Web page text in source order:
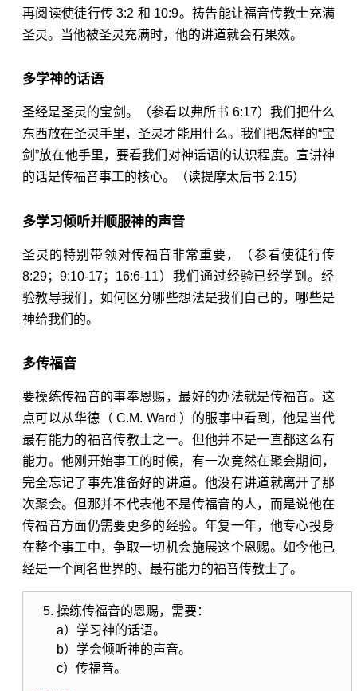
再阅读使徒行传3:2 和 10:9。祷告能让福音传教士充满
圣灵。当他被圣灵充满时，他的讲道就会有果效。
多学神的话语
圣经是圣灵的宝剑。（参看以弗所书 6:17）我们把什么
东西放在圣灵手里，圣灵才能用什么。我们把怎样的“宝
剑”放在他手里，要看我们对神话语的认识程度。宣讲神
的话是传福音事工的核心。（读提摩太后书 2:15）
多学习倾听并顺服神的声音
圣灵的特别带领对传福音非常重要，（参看使徒行传
8:29； 9:10-17； 16:6-11）我们通过经验已经学到。经
验教导我们，如何区分哪些想法是我们自己的，哪些是
神给我们的。
多传福音
要操练传福音的事奉恩赐，最好的办法就是传福音。这
点可以从华德（ C.M. Ward ）的服事中看到，他是当代
最有能力的福音传教士之一。但他并不是一直都这么有
能力。他刚开始事工的时候，有一次竟然在聚会期间，
完全忘记了事先准备好的讲道。他没有讲道就离开了那
次聚会。但那并不代表他不是传福音的人，而是说他在
传福音方面仍需要更多的经验。年复一年，他专心投身
在整个事工中，争取一切机会施展这个恩赐。如今他已
经是一个闻名世界的、最有能力的福音传教士了。
操练传福音的恩赐，需要：
a）学习神的话语。
b）学会倾听神的声音。
c）传福音。